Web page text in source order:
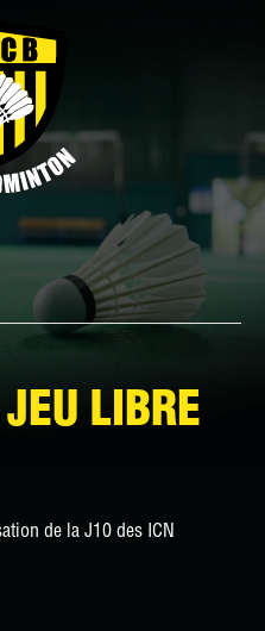
LIBRE
de la J10 des ICN